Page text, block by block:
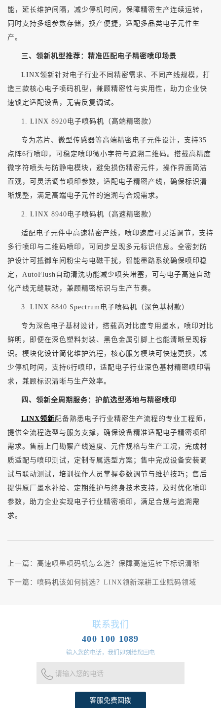
能，延长维护间隔，减少停机时间，保障精密生产连续运转，
同时支持多组参数存储，换产便捷，适配多品类电子元件生
产。
三、领新机型推荐：精准匹配电子精密喷印场景
LINX领新针对电子行业不同精密需求、不同产线规模，打
造三款核心电子喷码机型，兼顾精密性与实用性，助力企业快
速锁定适配设备，无需反复调试。
1. LINX 8920电子喷码机（高端精密款）
专为芯片、微型传感器等高端精密电子元件设计，支持35
点阵6行喷印，可稳定喷印微小字符与追溯二维码。搭载高精度
微字符喷头与防静电模块，避免损伤精密元件，操作界面简洁
直观，可灵活调节喷印参数，适配电子精密产线，确保标识清
晰规整，满足高端电子元件的追溯与合规需求。
2. LINX 8940电子喷码机（高速精密款）
适配电子元件中高速精密产线，喷印速度可灵活调节，支持
多行喷印与二维码喷印，可同步呈现多元标识信息。全密封防
护设计可抵御车间粉尘与电磁干扰，智能墨路系统确保喷印稳
定， AutoFlush自动清洗功能减少喷头堵塞，可与电子高速自动
化产线无缝联动，兼顾精密标识与生产节奏。
3. LINX 8840 Spectrum电子喷码机（深色基材款）
专为深色电子基材设计，搭载高对比度专用墨水，喷印对比
鲜明，即便在深色塑料封装、黑色金属引脚上也能清晰呈现标
识。模块化设计简化维护流程，核心服务模块可快速更换，减
少停机时间，支持6行喷印，适配电子行业深色基材精密喷印需
求，兼顾标识清晰与生产效率。
四、领新全周期服务：护航选型落地与精密喷印
LINX领新配备熟悉电子行业精密生产流程的专业工程师，
提供全流程选型与服务支撑，确保设备精准适配电子精密喷印
需求。售前上门勘察产线速度、元件规格与生产工况，完成材
质适配与喷印测试，定制专属选型方案；售中完成设备安装调
试与联动测试，培训操作人员掌握参数调节与维护技巧；售后
提供原厂墨水补给、定期维护与终身技术支持，及时优化喷印
参数，助力企业实现电子行业精密喷印，满足合规与追溯需
求。
上一篇： 高速喷墨喷码机怎么选？保障高速运转下标识清晰
下一篇： 喷码机该如何挑选？LINX领新深耕工业赋码领域
联系我们
400 100 1089
输入您的电话，我们即刻给您回电
请输入您的电话